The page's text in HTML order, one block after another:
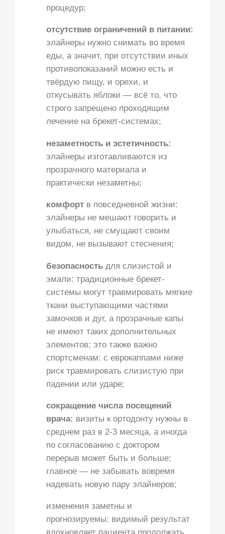
процедур;
отсутствие ограничений в питании:
элайнеры нужно снимать во время
еды, а значит, при отсутствии иных
противопоказаний можно есть и
твёрдую пищу, и орехи, и
откусывать яблоки — всё то, что
строго запрещено проходящим
лечение на брекет-системах;
незаметность и эстетичность:
элайнеры изготавливаются из
прозрачного материала и
практически незаметны;
комфорт в повседневной жизни:
элайнеры не мешают говорить и
улыбаться, не смущают своим
видом, не вызывают стеснения;
безопасность для слизистой и
эмали: традиционные брекет-
системы могут травмировать мягкие
ткани выступающими частями
замочков и дуг, а прозрачные капы
не имеют таких дополнительных
элементов; это также важно
спортсменам: с еврокаппами ниже
риск травмировать слизистую при
падении или ударе;
сокращение числа посещений
врача: визиты к ортодонту нужны в
среднем раз в 2-3 месяца, а иногда
по согласованию с доктором
перерыв может быть и больше;
главное — не забывать вовремя
надевать новую пару элайнеров;
изменения заметны и
прогнозируемы: видимый результат